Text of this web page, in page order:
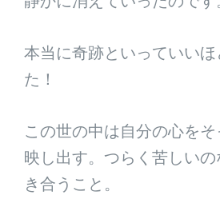
本当に奇跡といっていい
た！
この世の中は自分の心を
映し出す。つらく苦しい
き合うこと。